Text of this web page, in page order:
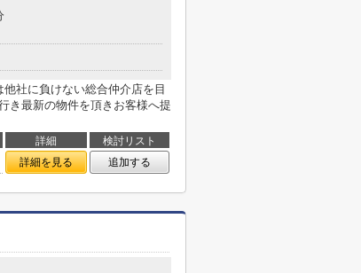
社に負けない総合仲介店を目
き最新の物件を頂きお客様へ提
詳細
検討リスト
詳細を見る 追加する